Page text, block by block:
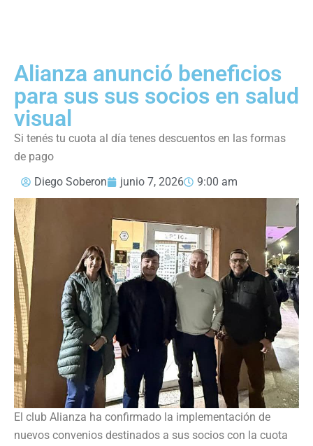
Alianza anunció beneficios
para sus sus socios en salud
visual
Si tenés tu cuota al día tenes descuentos en las formas
de pago
Diego Soberon
junio 7, 2026 9:00 am
El club Alianza ha confirmado la implementación de
nuevos convenios destinados a sus socios con la cuota